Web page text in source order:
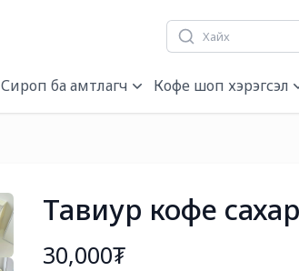
Сироп ба амтлагч Кофе шоп хэрэгсэл
Тавиур кофе
30,000₮